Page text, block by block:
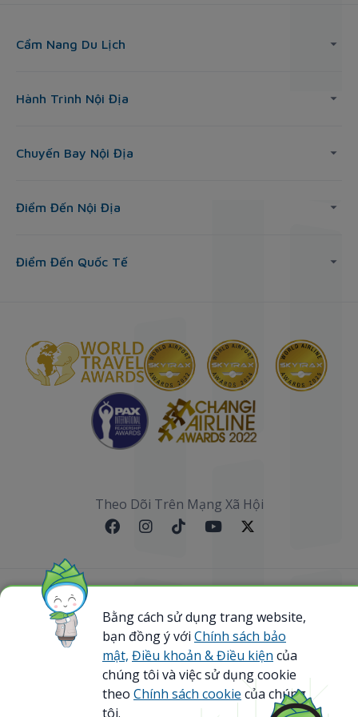
Cẩm Nang Du Lịch
Hành Trình Nội Địa
Chuyến Bay Nội Địa
Điểm Đến Nội Địa
Điểm Đến Quốc Tế
Theo Dõi Trên Mạng Xã Hội
Sơ đồ website
@ 2023 Bamboo Airways Copyright. All Rights
Reserved.
Business Registration Code: 0107867370
Bằng cách sử dụng trang website,
bạn đồng ý với Chính sách bảo
mật, Điều khoản & Điều kiện của
chúng tôi và việc sử dụng cookie
theo Chính sách cookie của chúng
tôi.